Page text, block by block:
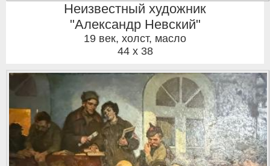
Неизвестный художник
"Александр Невский"
19 век, холст, масло
44 x 38